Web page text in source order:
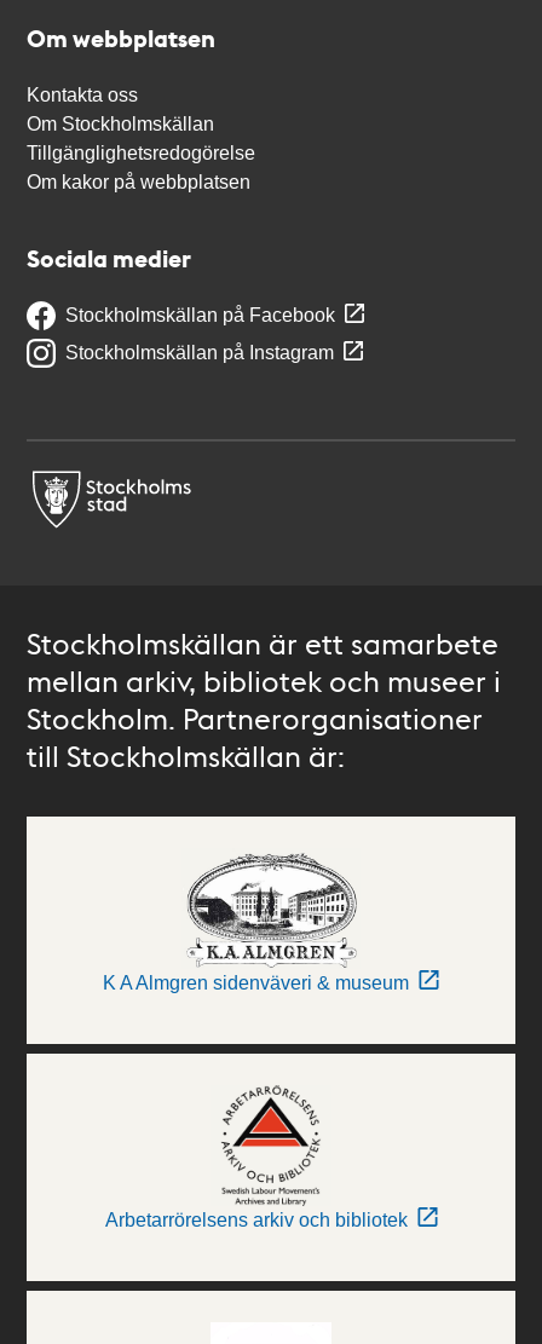
Om webbplatsen
Kontakta oss
Om Stockholmskällan
Tillgänglighetsredogörelse
Om kakor på webbplatsen
Sociala medier
Stockholmskällan på Facebook
Stockholmskällan på Instagram
Stockholmskällan är ett samarbete
mellan arkiv, bibliotek och museer i
Stockholm. Partnerorganisationer
till Stockholmskällan är:
K A Almgren sidenväveri & museum
Arbetarrörelsens arkiv och bibliotek